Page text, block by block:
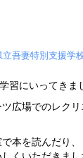
立吾妻特別支援学
にいってきま
広場でのレク
本を読んだり
くいただきま